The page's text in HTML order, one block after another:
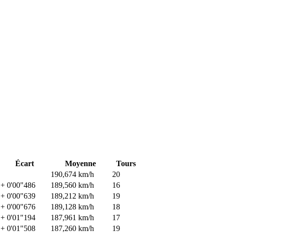
Écart Moyenne
Tours
190,674 km/h
20
+ 0'00"486 189,560 km/h
16
+ 0'00"639 189,212 km/h
19
+ 0'00"676 189,128 km/h
18
+ 0'01"194 187,961 km/h
17
+ 0'01"508 187,260 km/h
19